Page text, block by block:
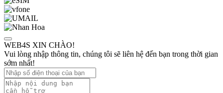
WEB4S XIN CHÀO!
Vui lòng nhập thông tin, chúng tôi sẽ liên hệ đến bạn trong thời gian
sớm nhất!